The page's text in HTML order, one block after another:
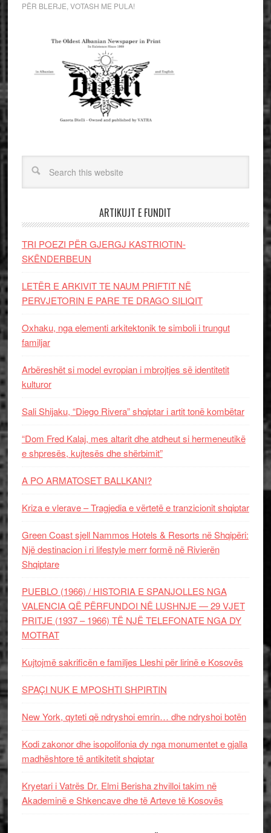
PËR BLERJE VOTASH ME PULA!
ARTIKUJT E FUNDIT
TRI POEZI PËR GJERGJ KASTRIOTIN-
SKËNDERBEUN
LETËR E ARKIVIT TE NAUM PRIFTIT NË
PERVJETORIN E PARE TE DRAGO SILIQIT
Oxhaku, nga elementi arkitektonik te simboli i trungut
familjar
Arbëreshët si model evropian i mbrojtjes së identitetit
kulturor
Sali Shijaku, “Diego Rivera” shqiptar i artit tonë kombëtar
“Dom Fred Kalaj, mes altarit dhe atdheut si hermeneutikë
e shpresës, kujtesës dhe shërbimit”
A PO ARMATOSET BALLKANI?
Kriza e vlerave – Tragjedia e vërtetë e tranzicionit shqiptar
Green Coast sjell Nammos Hotels & Resorts në Shqipëri:
Një destinacion i ri lifestyle merr formë në Rivierën
Shqiptare
PUEBLO (1966) / HISTORIA E SPANJOLLES NGA
VALENCIA QË PËRFUNDOI NË LUSHNJE — 29 VJET
PRITJE (1937 – 1966) TË NJË TELEFONATE NGA DY
MOTRAT
Kujtojmë sakrificën e familjes Lleshi për lirinë e Kosovës
SPAÇI NUK E MPOSHTI SHPIRTIN
New York, qyteti që ndryshoi emrin… dhe ndryshoi botën
Kodi zakonor dhe isopolifonia dy nga monumentet e gjalla
madhështore të antikitetit shqiptar
Kryetari i Vatrës Dr. Elmi Berisha zhvilloi takim në
Akademinë e Shkencave dhe të Arteve të Kosovës